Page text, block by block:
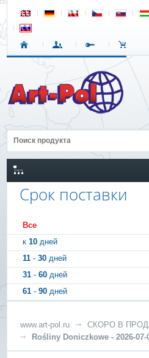
Срок поставки
Все
к10дней
11 -30 дней
31 -60 дней
61 -90 дней
www.art-pol.ru
СКОРО В
Rośliny Doniczkowe - 2026-07-